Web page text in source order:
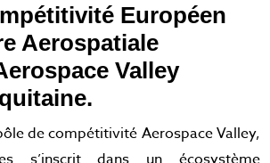
Européen
Aerospatiale
Valley
de compétitivité Aerospace Valley,